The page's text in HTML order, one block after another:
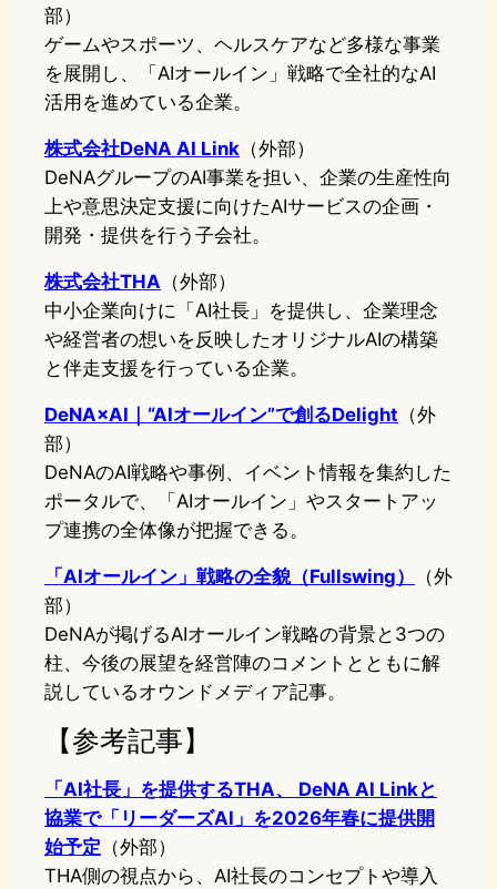
部）
ゲームやスポーツ、ヘルスケアなど多様な事業
を展開し、「AIオールイン」戦略で全社的なAI
活用を進めている企業。
株式会社DeNA AI Link （外部）
DeNAグループのAI事業を担い、企業の生産性向
上や意思決定支援に向けたAIサービスの企画・
開発・提供を行う子会社。
株式会社THA （外部）
中小企業向けに「AI社長」を提供し、企業理念
や経営者の想いを反映したオリジナルAIの構築
と伴走支援を行っている企業。
DeNA×AI｜“AIオールイン”で創るDelight （外
部）
DeNAのAI戦略や事例、イベント情報を集約した
ポータルで、「AIオールイン」やスタートアッ
プ連携の全体像が把握できる。
「AIオールイン」戦略の全貌（Fullswing）
（外
部）
DeNAが掲げるAIオールイン戦略の背景と3つの
柱、今後の展望を経営陣のコメントとともに解
説しているオウンドメディア記事。
【参考記事】
「AI社長」を提供するTHA、 DeNA AI Linkと
協業で「リーダーズAI」を2026年春に提供開
始予定 （外部）
THA側の視点から、AI社長のコンセプトや導入